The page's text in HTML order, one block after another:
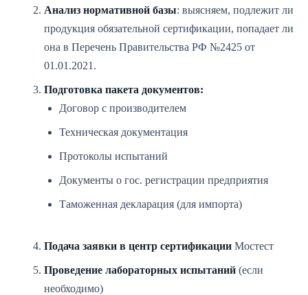
Анализ нормативной базы: выясняем, подлежит ли
продукция обязательной сертификации, попадает ли
она в Перечень Правительства РФ №2425 от
01.01.2021.
Подготовка пакета документов:
Договор с производителем
Техническая документация
Протоколы испытаний
Документы о гос. регистрации предприятия
Таможенная декларация (для импорта)
Подача заявки в центр сертификации Мостест
Проведение лабораторных испытаний (если
необходимо)